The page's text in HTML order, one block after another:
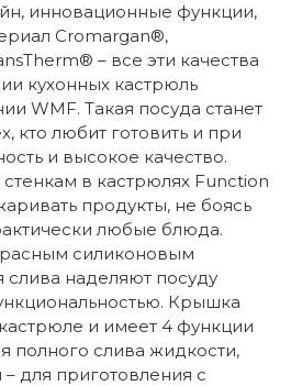
инновационные функции,
Cromargan®,
– все эти качества
кухонных кастрюль
WMF. Такая посуда станет
кто любит готовить и при
и высокое качество.
в кастрюлях Function
продукты, не боясь
любые блюда.
силиконовым
слива наделяют посуду
Крышка
и имеет 4 функции
полного слива жидкости,
для приготовления с